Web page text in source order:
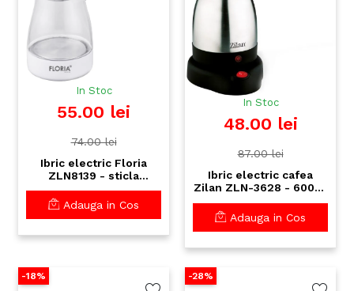
In Stoc
55.00 lei
74.00 lei
Ibric electric Floria
ZLN8139 - sticla
premium 0.5L, 800W,
design alb elegant
Adauga in Cos
In Stoc
48.00 lei
87.00 lei
Ibric electric cafea
Zilan ZLN-3628 - 600W,
6 cesti, otel inoxidabil,
rotire 360°
Adauga in Cos
-18% -28%